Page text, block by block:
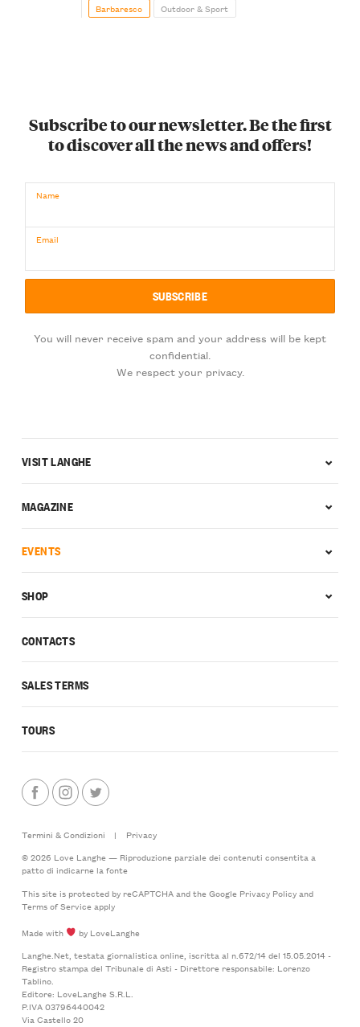
Barbaresco Outdoor & Sport
Subscribe to our newsletter. Be the first
to discover all the news and offers!
Name
Email
You will never receive spam and your address will be kept
confidential.
We respect your privacy.
CONTACTS
SALES TERMS
TOURS
VISIT LANGHE
MAGAZINE
EVENTS
SHOP
Termini & Condizioni |
Privacy
© 2026 Love Langhe — Riproduzione parziale dei contenuti consentita a
patto di indicarne la fonte
This site is protected by reCAPTCHA and the Google Privacy Policyand
Terms of Serviceapply
Made with
by LoveLanghe
Langhe.Net, testata giornalistica online, iscritta al n.672/14 del 15.05.2014 -
Registro stampa del Tribunale di Asti - Direttore responsabile: Lorenzo
Tablino.
Editore: LoveLanghe S.R.L.
P.IVA 03796440042
Via Castello 20